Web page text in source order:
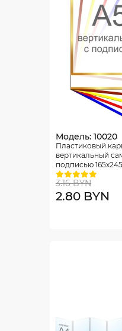
Модель: 10020
Пластиковый
вертикальный
подписью
3.16 BYN
2.80 BYN